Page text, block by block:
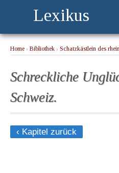
Lexikus
Home › Bibliothek › Schatzkästlein des
Schreckliche
Schweiz.
‹ Kapitel zurück